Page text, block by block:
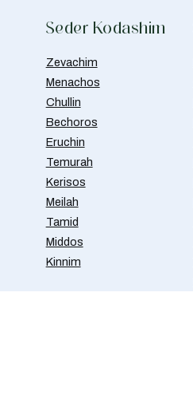
Seder Kodashim
Zevachim
Menachos
Chullin
Bechoros
Eruchin
Temurah
Kerisos
Meilah
Tamid
Middos
Kinnim